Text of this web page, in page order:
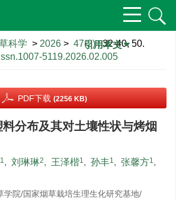
科学 > 2026 > 47(2): 32-40, 50.
5119.2026.02.005
引用本文
PDF下载 (2256 KB)
分布及其对土壤性状与烤烟
1, 刘琳琳2, 王泽楷1, 孙丰1, 张馨方1,
学院/国家烟草栽培生理生化研究基地/